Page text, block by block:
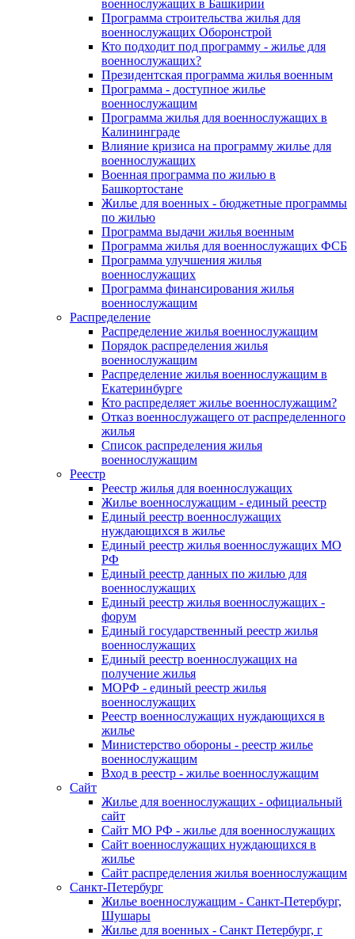
военнослужащих в Башкирии
Программа строительства жилья для
военнослужащих Оборонстрой
Кто подходит под программу - жилье для
военнослужащих?
Президентская программа жилья военным
Программа - доступное жилье
военнослужащим
Программа жилья для военнослужащих в
Калининграде
Влияние кризиса на программу жилье для
военнослужащих
Военная программа по жилью в
Башкортостане
Жилье для военных - бюджетные программы
по жилью
Программа выдачи жилья военным
Программа жилья для военнослужащих ФСБ
Программа улучшения жилья
военнослужащих
Программа финансирования жилья
военнослужащим
Распределение
Распределение жилья военнослужащим
Порядок распределения жилья
военнослужащим
Распределение жилья военнослужащим в
Екатеринбурге
Кто распределяет жилье военнослужащим?
Отказ военнослужащего от распределенного
жилья
Список распределения жилья
военнослужащим
Реестр
Реестр жилья для военнослужащих
Жилье военнослужащим - единый реестр
Единый реестр военнослужащих
нуждающихся в жилье
Единый реестр жилья военнослужащих МО
РФ
Единый реестр данных по жилью для
военнослужащих
Единый реестр жилья военнослужащих -
форум
Единый государственный реестр жилья
военнослужащих
Единый реестр военнослужащих на
получение жилья
МОРФ - единый реестр жилья
военнослужащих
Реестр военнослужащих нуждающихся в
жилье
Министерство обороны - реестр жилье
военнослужащим
Вход в реестр - жилье военнослужащим
Сайт
Жилье для военнослужащих - официальный
сайт
Сайт МО РФ - жилье для военнослужащих
Сайт военнослужащих нуждающихся в
жилье
Сайт распределения жилья военнослужащим
Санкт-Петербург
Жилье военнослужащим - Санкт-Петербург,
Шушары
Жилье для военных - Санкт Петербург, г